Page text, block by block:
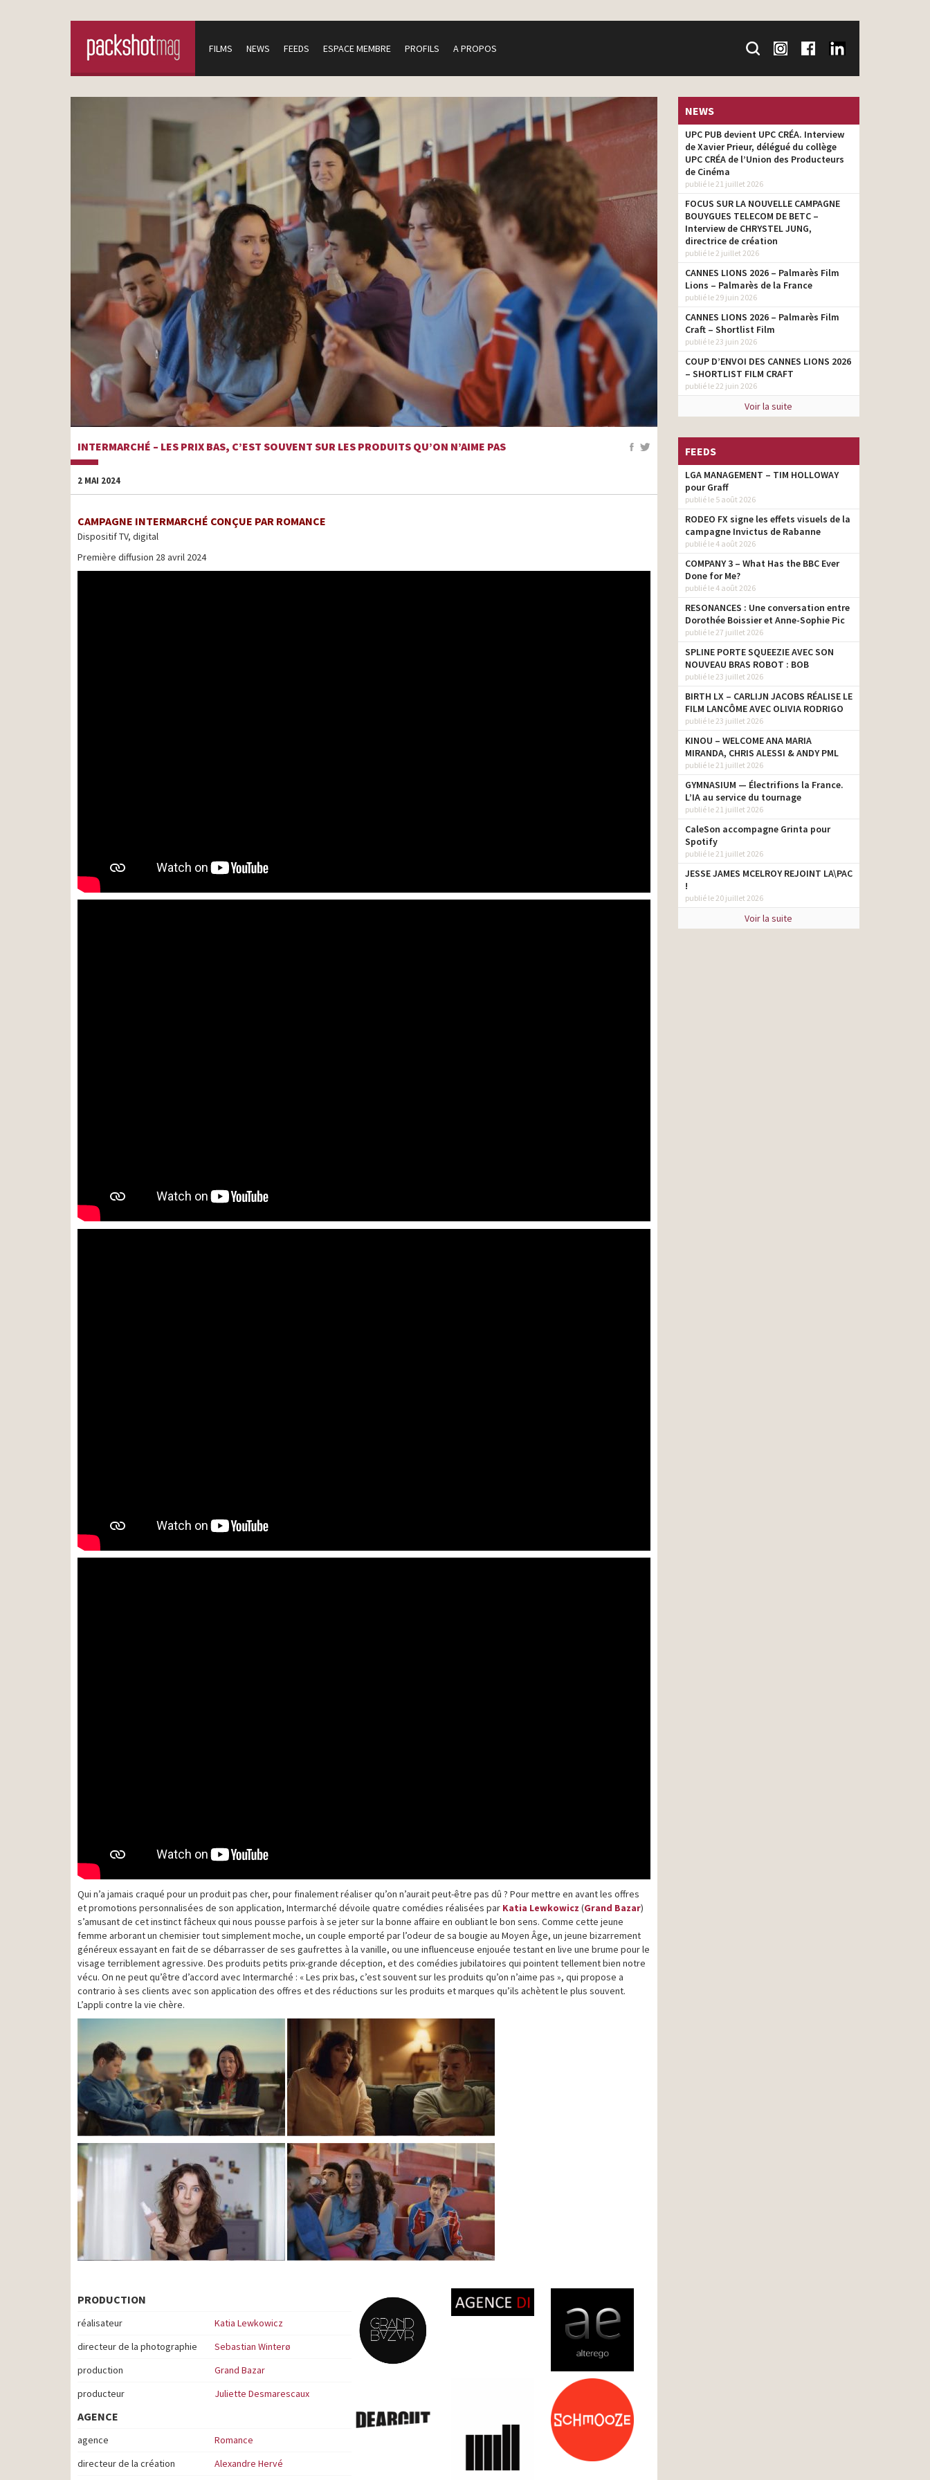
FILMS NEWS FEEDS ESPACE MEMBRE PROFILS A PROPOS
INTERMARCHÉ – LES PRIX BAS, C’EST SOUVENT SUR LES PRODUITS QU’ON N’AIME PAS
2 MAI 2024
CAMPAGNE INTERMARCHÉ CONÇUE PAR ROMANCE
Dispositif TV, digital
Première diffusion 28 avril 2024
Qui n’a jamais craqué pour un produit pas cher, pour finalement réaliser qu’on n’aurait peut-être pas dû ? Pour mettre en avant les offres
et promotions personnalisées de son application, Intermarché dévoile quatre comédies réalisées par Katia Lewkowicz (Grand Bazar)
s’amusant de cet instinct fâcheux qui nous pousse parfois à se jeter sur la bonne affaire en oubliant le bon sens. Comme cette jeune
femme arborant un chemisier tout simplement moche, un couple emporté par l’odeur de sa bougie au Moyen Âge, un jeune bizarrement
généreux essayant en fait de se débarrasser de ses gaufrettes à la vanille, ou une influenceuse enjouée testant en live une brume pour le
visage terriblement agressive. Des produits petits prix-grande déception, et des comédies jubilatoires qui pointent tellement bien notre
vécu. On ne peut qu’être d’accord avec Intermarché : « Les prix bas, c’est souvent sur les produits qu’on n’aime pas », qui propose a
contrario à ses clients avec son application des offres et des réductions sur les produits et marques qu’ils achètent le plus souvent.
L’appli contre la vie chère.
PRODUCTION
réalisateur
Katia Lewkowicz
directeur de la photographie
Sebastian Winterø
production
Grand Bazar
producteur
Juliette Desmarescaux
AGENCE
agence
Romance
directeur de la création
Alexandre Hervé
NEWS
UPC PUB devient UPC CRÉA. Interview
de Xavier Prieur, délégué du collège
UPC CRÉA de l’Union des Producteurs
de Cinéma
publié le 21 juillet 2026
FOCUS SUR LA NOUVELLE CAMPAGNE
BOUYGUES TELECOM DE BETC –
Interview de CHRYSTEL JUNG,
directrice de création
publié le 2 juillet 2026
CANNES LIONS 2026 – Palmarès Film
Lions – Palmarès de la France
publié le 29 juin 2026
CANNES LIONS 2026 – Palmarès Film
Craft – Shortlist Film
publié le 23 juin 2026
COUP D’ENVOI DES CANNES LIONS 2026
– SHORTLIST FILM CRAFT
publié le 22 juin 2026
Voir la suite
FEEDS
LGA MANAGEMENT – TIM HOLLOWAY
pour Graff
publié le 5 août 2026
RODEO FX signe les effets visuels de la
campagne Invictus de Rabanne
publié le 4 août 2026
COMPANY 3 – What Has the BBC Ever
Done for Me?
publié le 4 août 2026
RESONANCES : Une conversation entre
Dorothée Boissier et Anne-Sophie Pic
publié le 27 juillet 2026
SPLINE PORTE SQUEEZIE AVEC SON
NOUVEAU BRAS ROBOT : BOB
publié le 23 juillet 2026
BIRTH LX – CARLIJN JACOBS RÉALISE LE
FILM LANCÔME AVEC OLIVIA RODRIGO
publié le 23 juillet 2026
KINOU – WELCOME ANA MARIA
MIRANDA, CHRIS ALESSI & ANDY PML
publié le 21 juillet 2026
GYMNASIUM — Électrifions la France.
L’IA au service du tournage
publié le 21 juillet 2026
CaleSon accompagne Grinta pour
Spotify
publié le 21 juillet 2026
JESSE JAMES MCELROY REJOINT LA\PAC
!
publié le 20 juillet 2026
Voir la suite